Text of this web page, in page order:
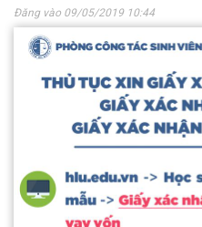
Đăng vào 09/05/2019 10:44